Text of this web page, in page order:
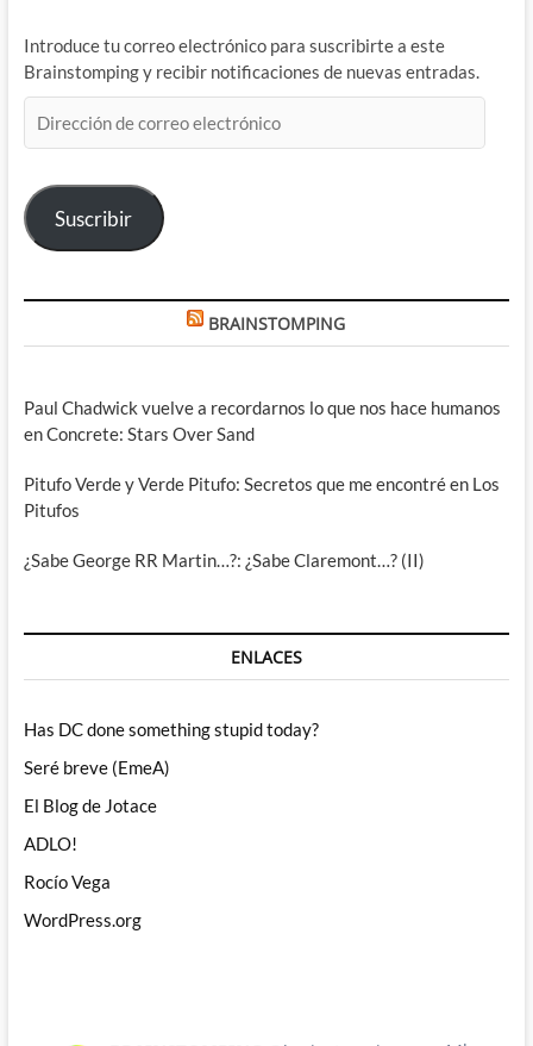
Introduce tu correo electrónico para suscribirte a este
Brainstomping y recibir notificaciones de nuevas entradas.
de
electrónico
Suscribir
BRAINSTOMPING
Paul Chadwick vuelve a recordarnos lo que nos hace humanos
en Concrete: Stars Over Sand
Pitufo Verde y Verde Pitufo: Secretos que me encontré en Los
Pitufos
¿Sabe George RR Martin…?: ¿Sabe Claremont…? (II)
ENLACES
Has DC done something stupid today?
Seré breve (EmeA)
El Blog de Jotace
ADLO!
Rocío Vega
WordPress.org